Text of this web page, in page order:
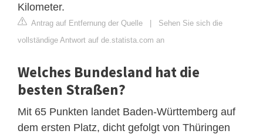
Kilometer.
Antrag auf Entfernung der Quelle | Sehen Sie sich die
vollständige Antwort auf de.statista.com an
Welches Bundesland hat die
besten Straßen?
Mit 65 Punkten landet Baden-Württemberg auf
dem ersten Platz, dicht gefolgt von Thüringen